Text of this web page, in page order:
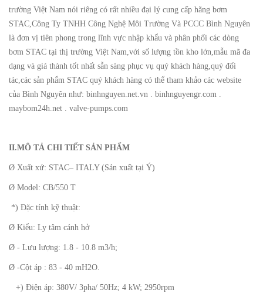
trường Việt Nam nói riêng có rất nhiều đại lý cung cấp hãng bơm
STAC,Công Ty TNHH Công Nghệ Môi Trường Và PCCC Bình Nguyên
là đơn vị tiên phong trong lĩnh vực nhập khẩu và phân phối các dòng
bơm STAC tại thị trường Việt Nam,với số lượng tồn kho lớn,mẫu mã đa
dạng và giá thành tốt nhất sẵn sàng phục vụ quý khách hàng,quý đối
tác,các sản phẩm STAC quý khách hàng có thể tham khảo các website
của Bình Nguyên như: binhnguyen.net.vn . binhnguyengr.com .
maybom24h.net . valve-pumps.com
II.MÔ TẢ CHI TIẾT SẢN PHẨM
Ø Xuất xứ: STAC– ITALY (Sản xuất tại Ý)
Ø Model: CB/550 T
*) Đặc tính kỹ thuật:
Ø Kiểu: Ly tâm cánh hở
Ø - Lưu lượng: 1.8 - 10.8 m3/h;
Ø -Cột áp : 83 - 40 mH2O.
+) Điện áp: 380V/ 3pha/ 50Hz; 4 kW; 2950rpm